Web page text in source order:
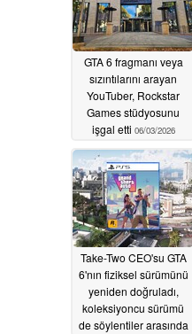
GTA 6 fragmanı veya
sızıntılarını arayan
YouTuber, Rockstar
Games stüdyosunu
işgal etti 06/03/2026
Take-Two CEO'su GTA
6'nın fiziksel sürümünü
yeniden doğruladı,
koleksiyoncu sürümü
de söylentiler arasında